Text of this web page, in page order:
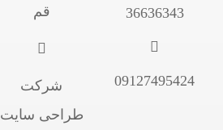
36636343
09127495424
قم
شرکت
طراحی سایت